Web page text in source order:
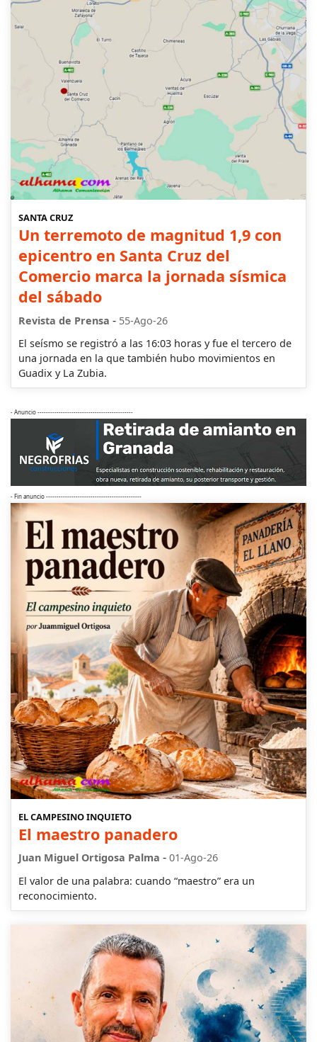
SANTA CRUZ
Un terremoto de magnitud 1,9 con
epicentro en Santa Cruz del
Comercio marca la jornada sísmica
del sábado
Revista de Prensa - 55-Ago-26
El seísmo se registró a las 16:03 horas y fue el tercero de
una jornada en la que también hubo movimientos en
Guadix y La Zubia.
- Anuncio ---------------------------------------------
- Fin anuncio ---------------------------------------------
EL CAMPESINO INQUIETO
El maestro panadero
Juan Miguel Ortigosa Palma - 01-Ago-26
El valor de una palabra: cuando “maestro” era un
reconocimiento.